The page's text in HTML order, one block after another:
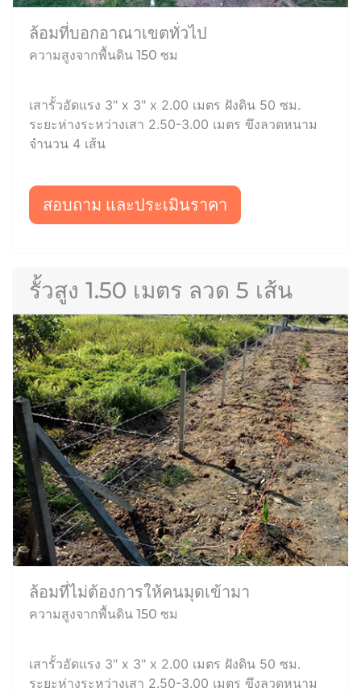
ล้อมที่บอกอาณาเขตทั่วไป
ความสูงจากพื้นดิน 150 ซม
เสารั้วอัดแรง 3" x 3" x 2.00 เมตร ฝังดิน 50 ซม.
ระยะห่างระหว่างเสา 2.50-3.00 เมตร ขึงลวดหนาม
จำนวน 4 เส้น
สอบถาม และประเมินราคา
รั้วสูง 1.50 เมตร ลวด 5 เส้น
ล้อมที่ไม่ต้องการให้คนมุดเข้ามา
ความสูงจากพื้นดิน 150 ซม
เสารั้วอัดแรง 3" x 3" x 2.00 เมตร ฝังดิน 50 ซม.
ระยะห่างระหว่างเสา 2.50-3.00 เมตร ขึงลวดหนาม